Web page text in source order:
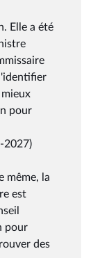
Elle a été
pour
2027)
même, la
est
pour
des